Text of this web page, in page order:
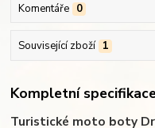
Komentáře 0
Související zboží 1
Kompletní
Turistické moto boty